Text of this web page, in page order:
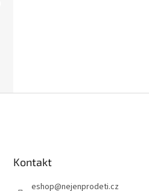
Kontakt
eshop@nejenprodeti.cz